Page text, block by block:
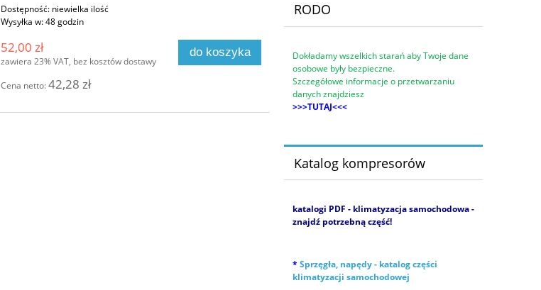
Dostępność: niewielka ilość
Wysyłka w:48 godzin
52,00 zł
zawiera 23% VAT, bez kosztów dostawy
Cena netto:42,28 zł
do koszyka
RODO
Dokładamy wszelkich starań aby Twoje dane
osobowe były bezpieczne.
Szczegółowe informacje o przetwarzaniu
danych znajdziesz
>>>TUTAJ<<<
Katalog kompresorów
katalogi PDF - klimatyzacja samochodowa -
znajdź potrzebną część!
* Sprzęgła, napędy - katalog części
klimatyzacji samochodowej